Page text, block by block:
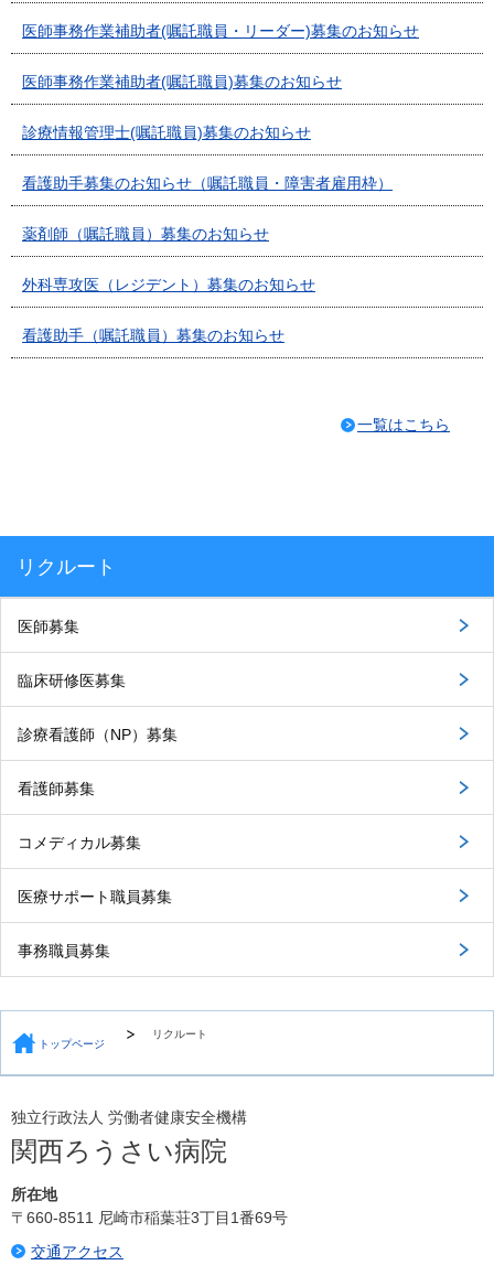
医師事務作業補助者(嘱託職員・リーダー)募集のお知らせ
医師事務作業補助者(嘱託職員)募集のお知らせ
診療情報管理士(嘱託職員)募集のお知らせ
看護助手募集のお知らせ（嘱託職員・障害者雇用枠）
薬剤師（嘱託職員）募集のお知らせ
外科専攻医（レジデント）募集のお知らせ
看護助手（嘱託職員）募集のお知らせ
一覧はこちら
リクルート
医師募集
臨床研修医募集
診療看護師（NP）募集
看護師募集
コメディカル募集
医療サポート職員募集
事務職員募集
トップページ
リクルート
独立行政法人 労働者健康安全機構
関西ろうさい病院
所在地
〒660-8511 尼崎市稲葉荘3丁目1番69号
交通アクセス